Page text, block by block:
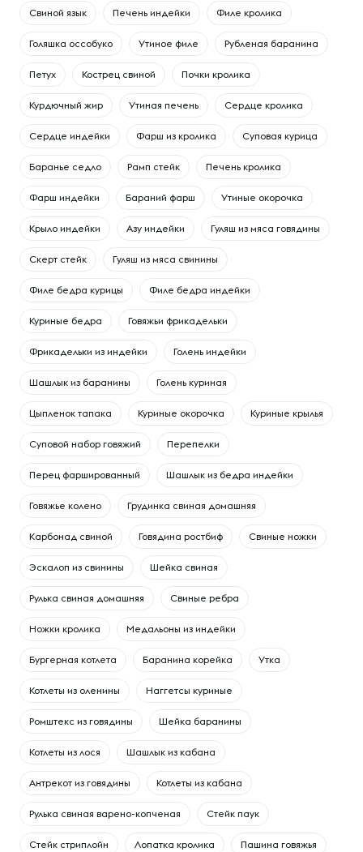
Свиной язык Печень индейки Филе кролика
Голяшка оссобуко Утиное филе Рубленая баранина
Петух Кострец свиной Почки кролика
Курдючный жир Утиная печень Сердце кролика
Сердце индейки Фарш из кролика Суповая курица
Баранье седло Рамп стейк Печень кролика
Фарш индейки Бараний фарш Утиные окорочка
Крыло индейки Азу индейки Гуляш из мяса говядины
Скерт стейк Гуляш из мяса свинины
Филе бедра курицы Филе бедра индейки
Куриные бедра Говяжьи фрикадельки
Фрикадельки из индейки Голень индейки
Шашлык из баранины Голень куриная
Цыпленок тапака Куриные окорочка Куриные крылья
Суповой набор говяжий Перепелки
Перец фаршированный Шашлык из бедра индейки
Говяжье колено Грудинка свиная домашняя
Карбонад свиной Говядина ростбиф Свиные ножки
Эскалоп из свинины Шейка свиная
Рулька свиная домашняя Свиные ребра
Ножки кролика Медальоны из индейки
Бургерная котлета Баранина корейка Утка
Котлеты из оленины Наггетсы куриные
Ромштекс из говядины Шейка баранины
Котлеты из лося Шашлык из кабана
Антрекот из говядины Котлеты из кабана
Рулька свиная варено-копченая Стейк паук
Стейк стриплойн Лопатка кролика Пашина говяжья